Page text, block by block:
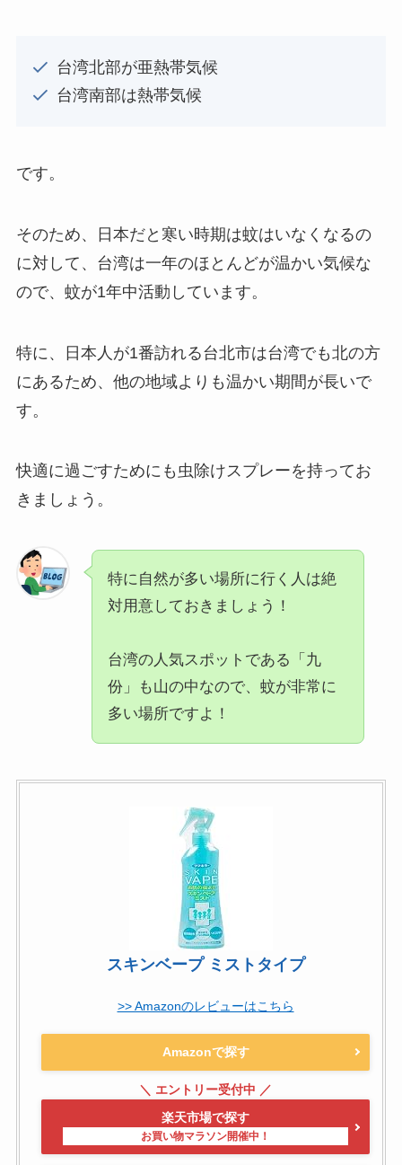
台湾北部が亜熱帯気候
台湾南部は熱帯気候
です。
そのため、日本だと寒い時期は蚊はいなくなるの
に対して、台湾は一年のほとんどが温かい気候な
ので、蚊が1年中活動しています。
特に、日本人が1番訪れる台北市は台湾でも北の方
にあるため、他の地域よりも温かい期間が長いで
す。
快適に過ごすためにも虫除けスプレーを持ってお
きましょう。
特に自然が多い場所に行く人は絶
対用意しておきましょう！
台湾の人気スポットである「九
份」も山の中なので、蚊が非常に
多い場所ですよ！
スキンベープ ミストタイプ
>> Amazonのレビューはこちら
Amazonで探す
楽天市場で探す